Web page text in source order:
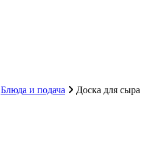
Блюда и подача
Доска для сыра